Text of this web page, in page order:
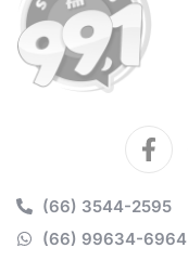
(66) 3544-2595
(66) 99634-6964